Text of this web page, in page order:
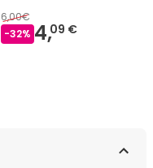
6,00€
-32% 4,09 €